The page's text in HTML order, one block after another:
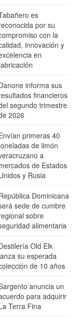
es
por su
con la
innovación y
en
informa sus
financieros
segundo trimestre
2026
primeras 40
de limón
a
de Estados
y Rusia
Dominicana
sede de cumbre
sobre
alimentaria
Old Elk
su esperada
de 10 años
anuncia un
para adquirir
Terra Fina